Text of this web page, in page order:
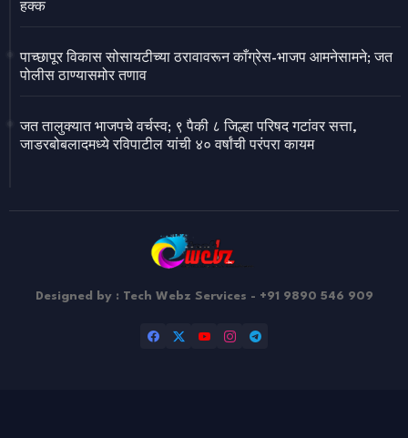
हक्क
पाच्छापूर विकास सोसायटीच्या ठरावावरून काँग्रेस-भाजप आमनेसामने; जत
पोलीस ठाण्यासमोर तणाव
जत तालुक्यात भाजपचे वर्चस्व; ९ पैकी ८ जिल्हा परिषद गटांवर सत्ता,
जाडरबोबलादमध्ये रविपाटील यांची ४० वर्षांची परंपरा कायम
Designed by : Tech Webz Services - +91 9890 546 909